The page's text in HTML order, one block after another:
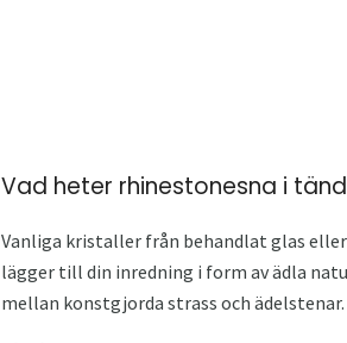
Vad heter rhinestonesna i
Vanliga kristaller från behandlat glas
lägger till din inredning i form av ädla
mellan konstgjorda strass och ädelstenar.